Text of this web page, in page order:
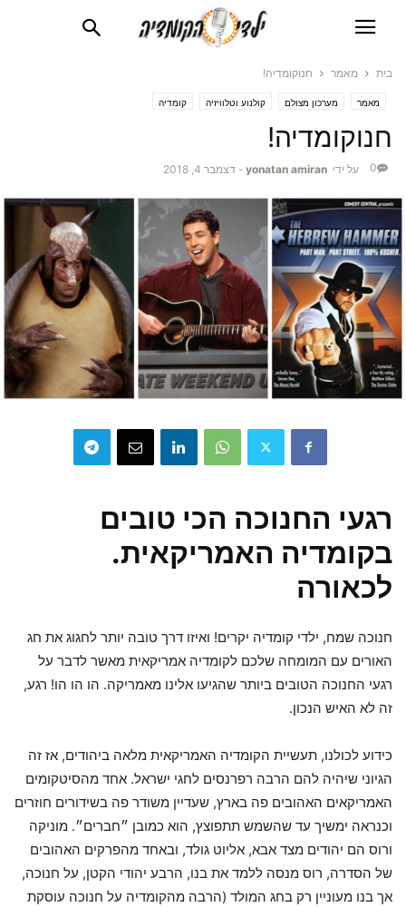
בית מאמר חנוקומדיה!
מאמר מערכון מצולם קולנוע וטלוויזיה קומדיה
חנוקומדיה!
על ידי yonatan amiran
- דצמבר 4, 2018 0
רגעי החנוכה הכי טובים
בקומדיה האמריקאית.
לכאורה
חנוכה שמח, ילדי קומדיה יקרים! ואיזו דרך טובה יותר לחגוג את חג
האורים עם המומחה שלכם לקומדיה אמריקאית מאשר לדבר על
רגעי החנוכה הטובים ביותר שהגיעו אלינו מאמריקה. הו הו הו! רגע,
זה לא האיש הנכון.
כידוע לכולנו, תעשיית הקומדיה האמריקאית מלאה ביהודים, אז זה
הגיוני שיהיה להם הרבה רפרנסים לחגי ישראל. אחד מהסיטקומים
האמריקאים האהובים פה בארץ, שעדיין משודר פה בשידורים חוזרים
וכנראה ימשיך עד שהשמש תתפוצץ, הוא כמובן ״חברים״. מוניקה
ורוס הם יהודים מצד אבא, אליוט גולד, ובאחד מהפרקים האהובים
של הסדרה, רוס מנסה ללמד את בנו, הרבע יהודי הקטן, על חנוכה,
אך בנו מעוניין רק בחג המולד (הרבה מהקומדיה על חנוכה עוסקת